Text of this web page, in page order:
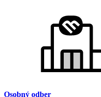
Osobný odber